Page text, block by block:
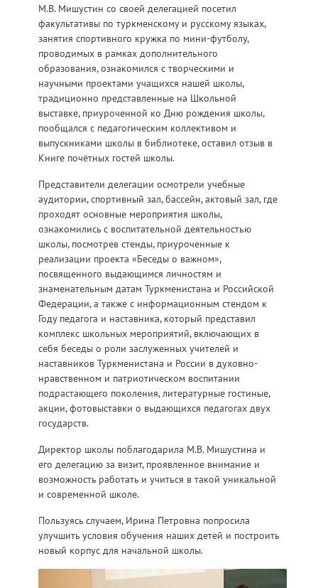
М.В. Мишустин со своей делегацией посетил
факультативы по туркменскому и русскому языках,
занятия спортивного кружка по мини-футболу,
проводимых в рамках дополнительного
образования, ознакомился с творческими и
научными проектами учащихся нашей школы,
традиционно представленные на Школьной
выставке, приуроченной ко Дню рождения школы,
пообщался с педагогическим коллективом и
выпускниками школы в библиотеке, оставил отзыв в
Книге почётных гостей школы.
Представители делегации осмотрели учебные
аудитории, спортивный зал, бассейн, актовый зал, где
проходят основные мероприятия школы,
ознакомились с воспитательной деятельностью
школы, посмотрев стенды, приуроченные к
реализации проекта «Беседы о важном»,
посвященного выдающимся личностям и
знаменательным датам Туркменистана и Российской
Федерации, а также с информационным стендом к
Году педагога и наставника, который представил
комплекс школьных мероприятий, включающих в
себя беседы о роли заслуженных учителей и
наставников Туркменистана и России в духовно-
нравственном и патриотическом воспитании
подрастающего поколения, литературные гостиные,
акции, фотовыставки о выдающихся педагогах двух
государств.
Директор школы поблагодарила М.В. Мишустина и
его делегацию за визит, проявленное внимание и
возможность работать и учиться в такой уникальной
и современной школе.
Пользуясь случаем, Ирина Петровна попросила
улучшить условия обучения наших детей и построить
новый корпус для начальной школы.